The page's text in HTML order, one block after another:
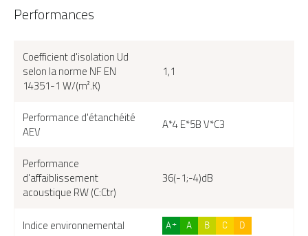
Performances
Coefficient d'isolation Ud
selon la norme NF EN
14351-1 W/(m².K)
1,1
Performance d'étanchéité
AEV
A*4 E*5B V*C3
Performance
d'affaiblissement
acoustique RW (C:Ctr)
36(-1;-4)dB
Indice environnemental A+ A B C D